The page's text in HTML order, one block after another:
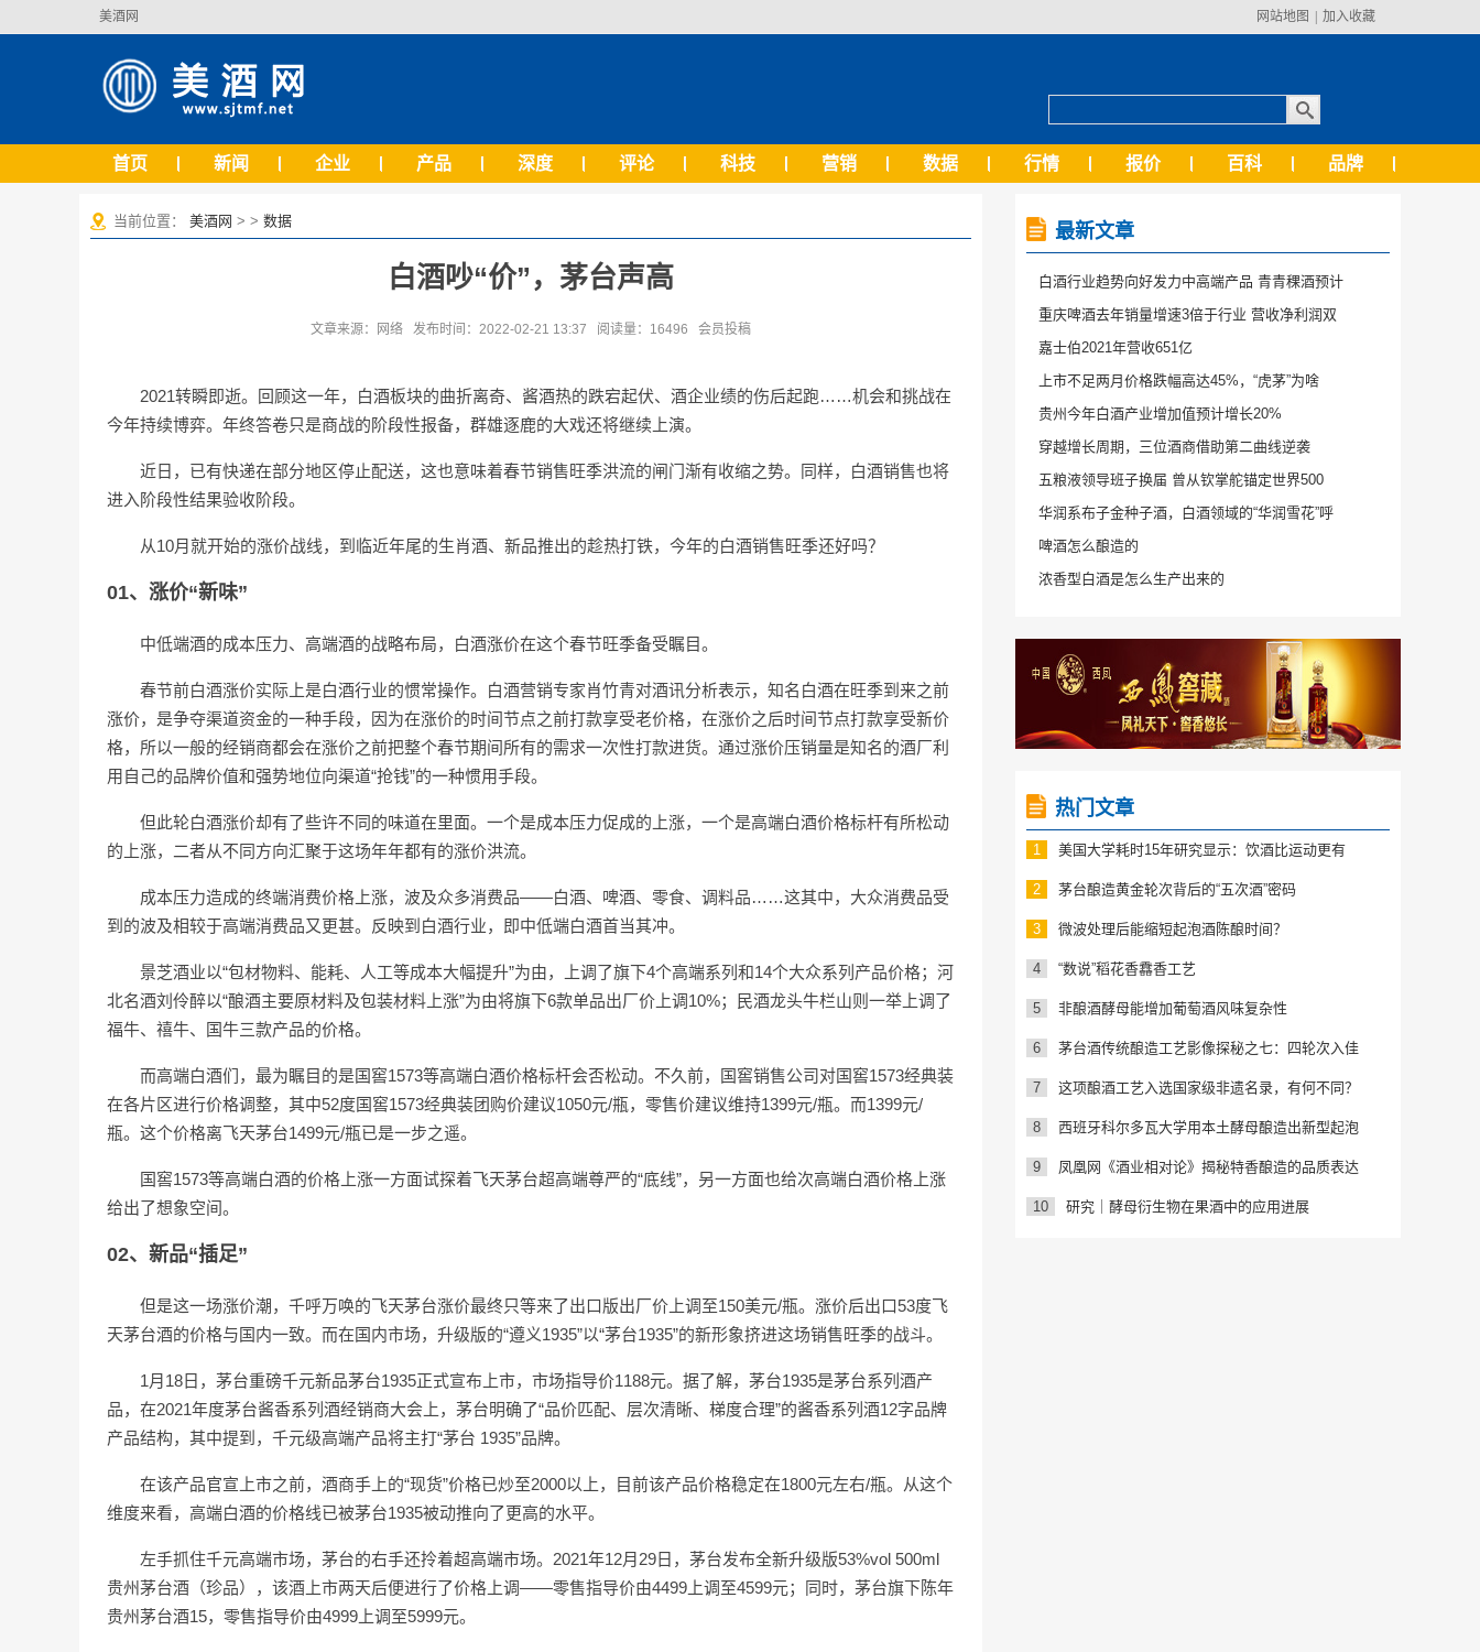
美酒网 网站地图 加入收藏
首页 新闻 企业 产品 深度 评论 科技 营销 数据 行情 报价 百科 品牌
当前位置： 美酒网 > > 数据
白酒吵“价”，茅台声高
文章来源：网络 发布时间：2022-02-21 13:37 阅读量：16496 会员投稿
2021转瞬即逝。回顾这一年，白酒板块的曲折离奇、酱酒热的跌宕起伏、酒企业绩的伤后起跑……机会和挑战在
今年持续博弈。年终答卷只是商战的阶段性报备，群雄逐鹿的大戏还将继续上演。
近日，已有快递在部分地区停止配送，这也意味着春节销售旺季洪流的闸门渐有收缩之势。同样，白酒销售也将
进入阶段性结果验收阶段。
从10月就开始的涨价战线，到临近年尾的生肖酒、新品推出的趁热打铁，今年的白酒销售旺季还好吗？
01、涨价“新味”
中低端酒的成本压力、高端酒的战略布局，白酒涨价在这个春节旺季备受瞩目。
春节前白酒涨价实际上是白酒行业的惯常操作。白酒营销专家肖竹青对酒讯分析表示，知名白酒在旺季到来之前
涨价，是争夺渠道资金的一种手段，因为在涨价的时间节点之前打款享受老价格，在涨价之后时间节点打款享受新价
格，所以一般的经销商都会在涨价之前把整个春节期间所有的需求一次性打款进货。通过涨价压销量是知名的酒厂利
用自己的品牌价值和强势地位向渠道“抢钱”的一种惯用手段。
但此轮白酒涨价却有了些许不同的味道在里面。一个是成本压力促成的上涨，一个是高端白酒价格标杆有所松动
的上涨，二者从不同方向汇聚于这场年年都有的涨价洪流。
成本压力造成的终端消费价格上涨，波及众多消费品——白酒、啤酒、零食、调料品……这其中，大众消费品受
到的波及相较于高端消费品又更甚。反映到白酒行业，即中低端白酒首当其冲。
景芝酒业以“包材物料、能耗、人工等成本大幅提升”为由，上调了旗下4个高端系列和14个大众系列产品价格；河
北名酒刘伶醉以“酿酒主要原材料及包装材料上涨”为由将旗下6款单品出厂价上调10%；民酒龙头牛栏山则一举上调了
福牛、禧牛、国牛三款产品的价格。
而高端白酒们，最为瞩目的是国窖1573等高端白酒价格标杆会否松动。不久前，国窖销售公司对国窖1573经典装
在各片区进行价格调整，其中52度国窖1573经典装团购价建议1050元/瓶，零售价建议维持1399元/瓶。而1399元/
瓶。这个价格离飞天茅台1499元/瓶已是一步之遥。
国窖1573等高端白酒的价格上涨一方面试探着飞天茅台超高端尊严的“底线”，另一方面也给次高端白酒价格上涨
给出了想象空间。
02、新品“插足”
但是这一场涨价潮，千呼万唤的飞天茅台涨价最终只等来了出口版出厂价上调至150美元/瓶。涨价后出口53度飞
天茅台酒的价格与国内一致。而在国内市场，升级版的“遵义1935”以“茅台1935”的新形象挤进这场销售旺季的战斗。
1月18日，茅台重磅千元新品茅台1935正式宣布上市，市场指导价1188元。据了解，茅台1935是茅台系列酒产
品，在2021年度茅台酱香系列酒经销商大会上，茅台明确了“品价匹配、层次清晰、梯度合理”的酱香系列酒12字品牌
产品结构，其中提到，千元级高端产品将主打“茅台 1935”品牌。
在该产品官宣上市之前，酒商手上的“现货”价格已炒至2000以上，目前该产品价格稳定在1800元左右/瓶。从这个
维度来看，高端白酒的价格线已被茅台1935被动推向了更高的水平。
左手抓住千元高端市场，茅台的右手还拎着超高端市场。2021年12月29日，茅台发布全新升级版53%vol 500ml
贵州茅台酒（珍品），该酒上市两天后便进行了价格上调——零售指导价由4499上调至4599元；同时，茅台旗下陈年
贵州茅台酒15，零售指导价由4999上调至5999元。
最新文章
白酒行业趋势向好发力中高端产品 青青稞酒预计
重庆啤酒去年销量增速3倍于行业 营收净利润双
嘉士伯2021年营收651亿
上市不足两月价格跌幅高达45%，“虎茅”为啥
贵州今年白酒产业增加值预计增长20%
穿越增长周期，三位酒商借助第二曲线逆袭
五粮液领导班子换届 曾从钦掌舵锚定世界500
华润系布子金种子酒，白酒领域的“华润雪花”呼
啤酒怎么酿造的
浓香型白酒是怎么生产出来的
热门文章
1 美国大学耗时15年研究显示：饮酒比运动更有
2 茅台酿造黄金轮次背后的“五次酒”密码
3 微波处理后能缩短起泡酒陈酿时间？
4 “数说”稻花香馫香工艺
5 非酿酒酵母能增加葡萄酒风味复杂性
6 茅台酒传统酿造工艺影像探秘之七：四轮次入佳
7 这项酿酒工艺入选国家级非遗名录，有何不同？
8 西班牙科尔多瓦大学用本土酵母酿造出新型起泡
9 凤凰网《酒业相对论》揭秘特香酿造的品质表达
10 研究｜酵母衍生物在果酒中的应用进展